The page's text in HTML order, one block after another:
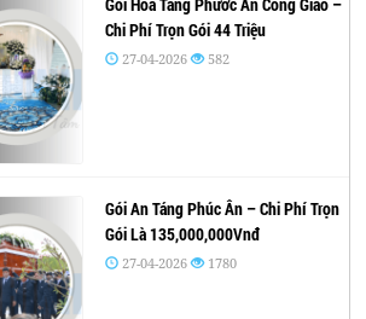
Chi Phí Trọn Gói 44 Triệu
27-04-2026 582
Gói An Táng Phúc Ân – Chi Phí Trọn
Gói Là 135,000,000Vnđ
27-04-2026 1780